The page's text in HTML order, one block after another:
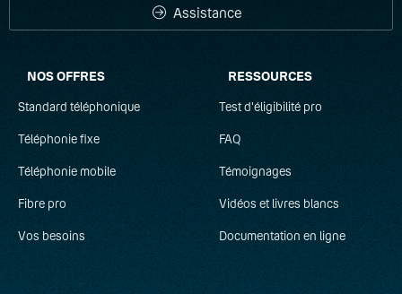
B
Bande passante
CTI
Centrex
Assistance
NOS OFFRES
Standard téléphonique
Téléphonie fixe
Téléphonie mobile
Fibre pro
Vos besoins
RESSOURCES
Test d'éligibilité pro
FAQ
Témoignages
Vidéos et livres blancs
Documentation en ligne